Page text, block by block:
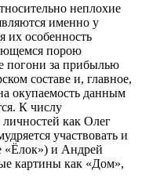
неплохие
именно у
их особенность
порою
погони за прибылью
составе и, главное,
окупаемость данным
К числу
как Олег
участвовать и
«Ёлок») и Андрей
картины как «Дом»,